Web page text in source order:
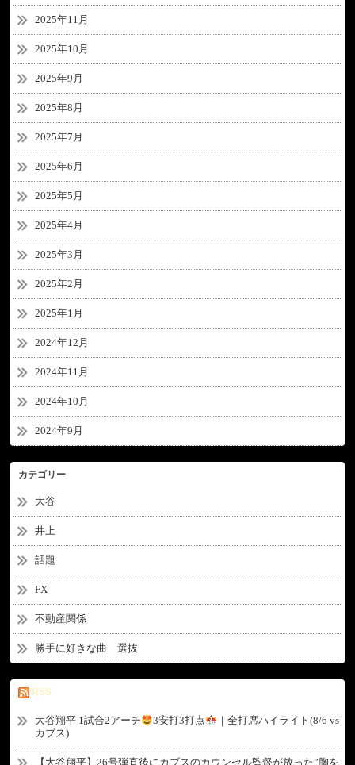
2025年11月
2025年10月
2025年9月
2025年8月
2025年7月
2025年6月
2025年5月
2025年4月
2025年3月
2025年2月
2025年1月
2024年12月
2024年11月
2024年10月
2024年9月
カテゴリー
大谷
井上
話題
FX
不動産関係
勝手に好きな曲 選抜
RSS
大谷翔平 1試合2アーチ 3安打3打点
｜全打席ハイライト(8/6 vs
カブス)
【大谷翔平】26号弾直後にカブスのカウンセル監督が放った”胸を